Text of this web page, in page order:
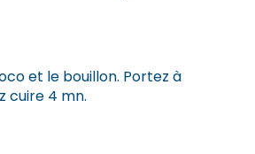
et le bouillon. Portez à
cuire 4 mn.